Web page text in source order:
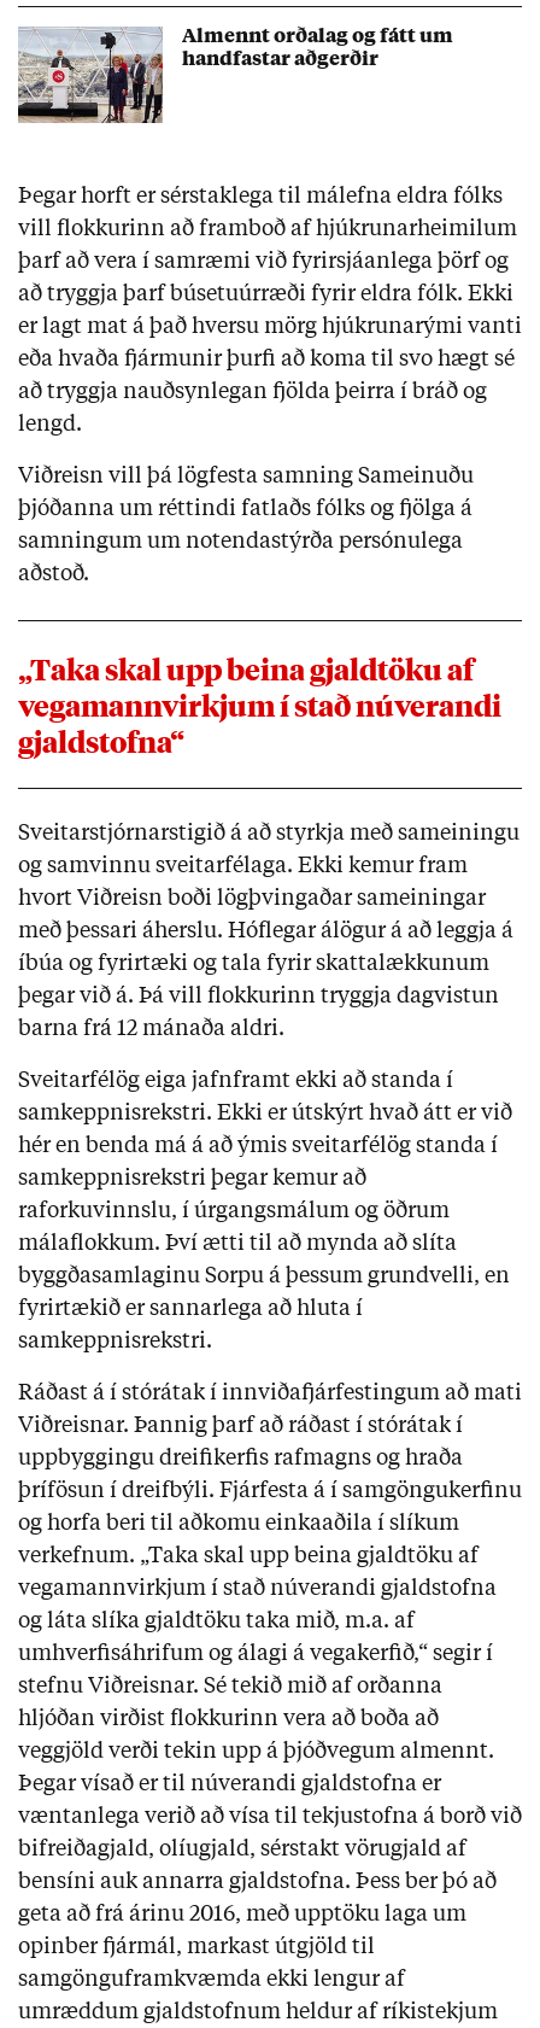
Almennt orðalag og fátt um
handfastar aðgerðir
Þegar horft er sérstaklega til málefna eldra fólks
vill flokkurinn að framboð af hjúkrunarheimilum
þarf að vera í samræmi við fyrirsjáanlega þörf og
að tryggja þarf búsetuúrræði fyrir eldra fólk. Ekki
er lagt mat á það hversu mörg hjúkrunarými vanti
eða hvaða fjármunir þurfi að koma til svo hægt sé
að tryggja nauðsynlegan fjölda þeirra í bráð og
lengd.
Viðreisn vill þá lögfesta samning Sameinuðu
þjóðanna um réttindi fatlaðs fólks og fjölga á
samningum um notendastýrða persónulega
aðstoð.
„Taka skal upp beina gjaldtöku af
vegamannvirkjum í stað núverandi
gjaldstofna“
Sveitarstjórnarstigið á að styrkja með sameiningu
og samvinnu sveitarfélaga. Ekki kemur fram
hvort Viðreisn boði lögþvingaðar sameiningar
með þessari áherslu. Hóflegar álögur á að leggja á
íbúa og fyrirtæki og tala fyrir skattalækkunum
þegar við á. Þá vill flokkurinn tryggja dagvistun
barna frá 12 mánaða aldri.
Sveitarfélög eiga jafnframt ekki að standa í
samkeppnisrekstri. Ekki er útskýrt hvað átt er við
hér en benda má á að ýmis sveitarfélög standa í
samkeppnisrekstri þegar kemur að
raforkuvinnslu, í úrgangsmálum og öðrum
málaflokkum. Því ætti til að mynda að slíta
byggðasamlaginu Sorpu á þessum grundvelli, en
fyrirtækið er sannarlega að hluta í
samkeppnisrekstri.
Ráðast á í stórátak í innviðafjárfestingum að mati
Viðreisnar. Þannig þarf að ráðast í stórátak í
uppbyggingu dreifikerfis rafmagns og hraða
þrífösun í dreifbýli. Fjárfesta á í samgöngukerfinu
og horfa beri til aðkomu einkaaðila í slíkum
verkefnum. „Taka skal upp beina gjaldtöku af
vegamannvirkjum í stað núverandi gjaldstofna
og láta slíka gjaldtöku taka mið, m.a. af
umhverfisáhrifum og álagi á vegakerfið,“ segir í
stefnu Viðreisnar. Sé tekið mið af orðanna
hljóðan virðist flokkurinn vera að boða að
veggjöld verði tekin upp á þjóðvegum almennt.
Þegar vísað er til núverandi gjaldstofna er
væntanlega verið að vísa til tekjustofna á borð við
bifreiðagjald, olíugjald, sérstakt vörugjald af
bensíni auk annarra gjaldstofna. Þess ber þó að
geta að frá árinu 2016, með upptöku laga um
opinber fjármál, markast útgjöld til
samgönguframkvæmda ekki lengur af
umræddum gjaldstofnum heldur af ríkistekjum